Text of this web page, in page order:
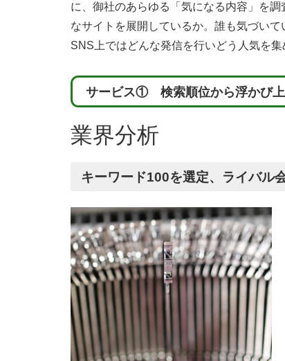
に、御社のあらゆる「気になる内容」を
なサイトを展開しているか。誰も気づい
SNS上ではどんな発信を行いどう人気を
サービス① 検索順位から浮かび上
業界分析
キーワード100を選定、ライバル